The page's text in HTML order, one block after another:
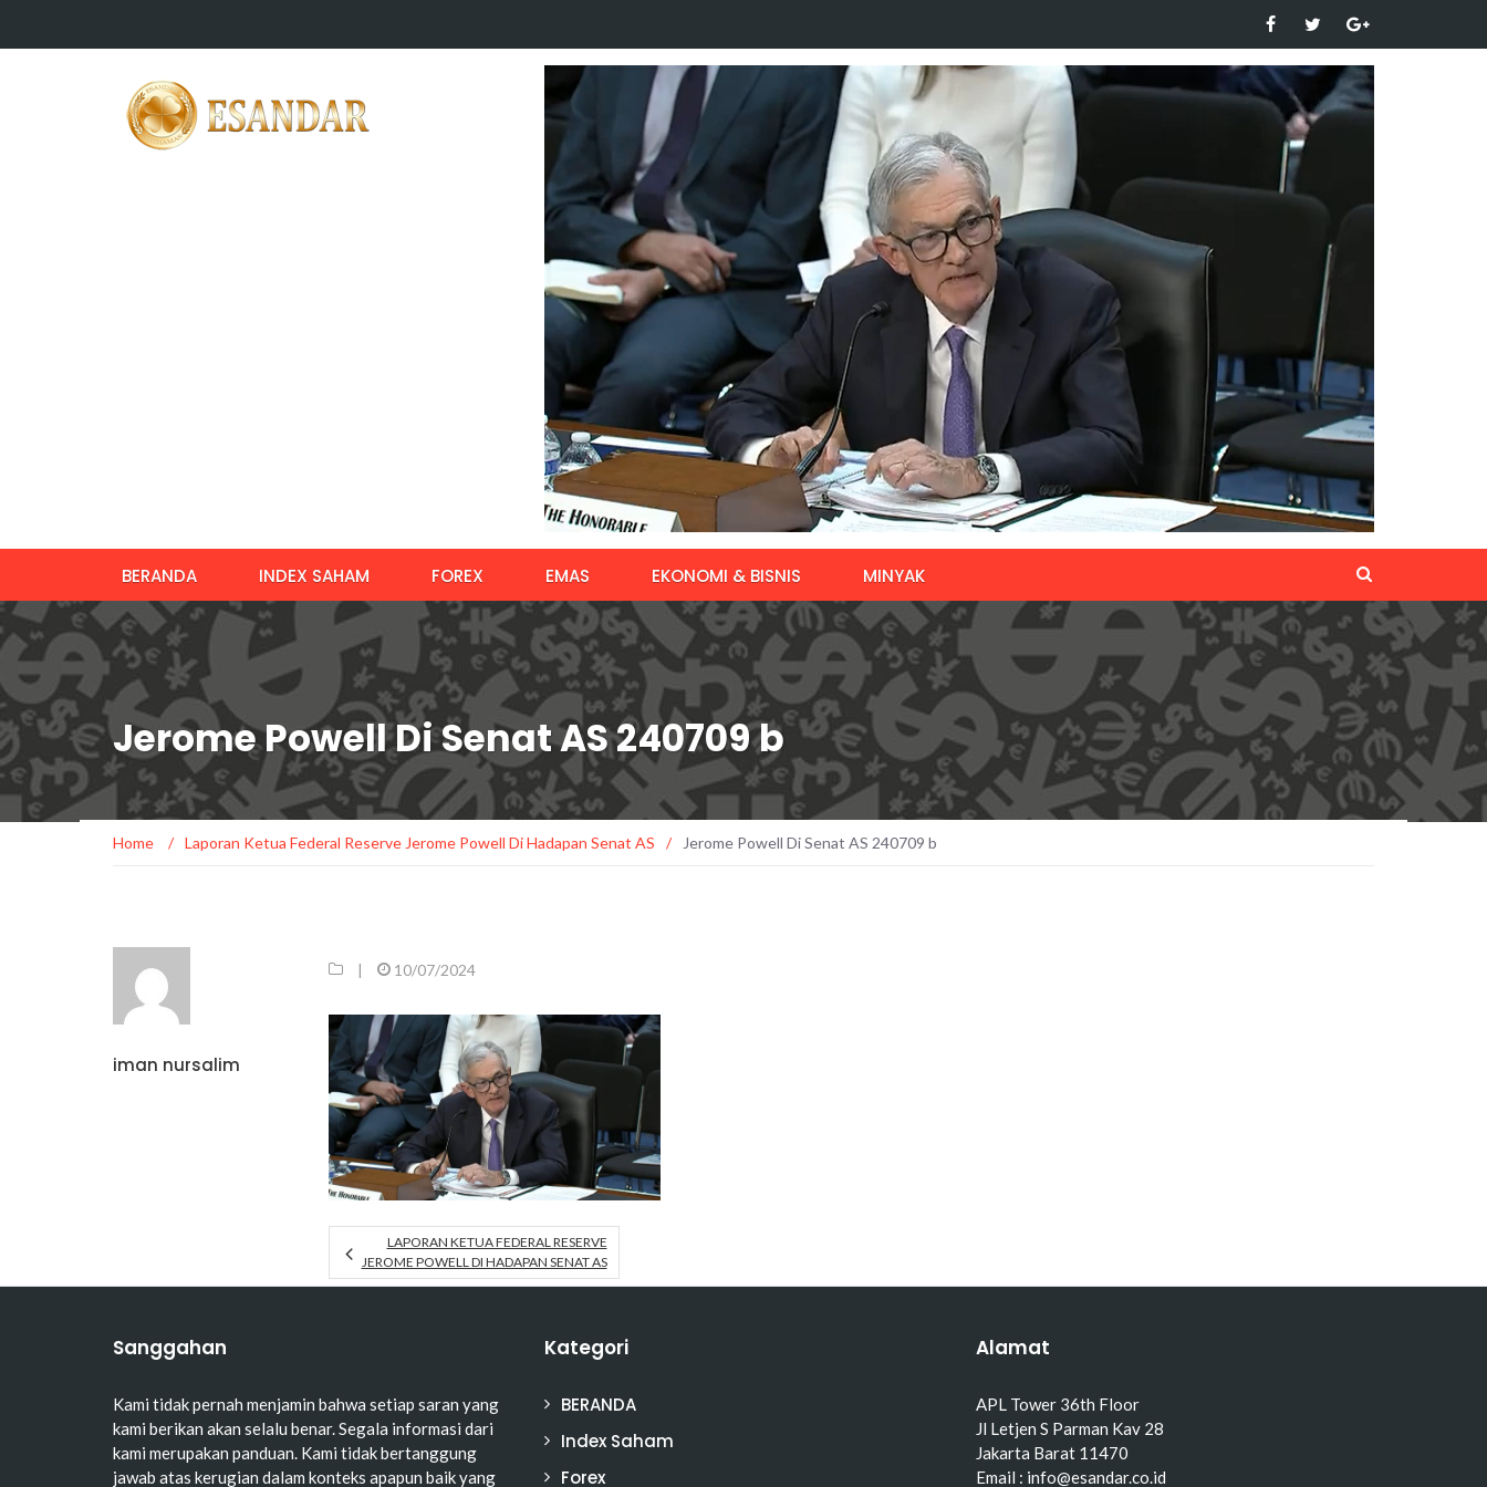
BERANDA INDEX SAHAM FOREX EMAS EKONOMI & BISNIS MINYAK
Jerome Powell Di Senat AS 240709 b
Home / Laporan Ketua Federal Reserve Jerome Powell Di Hadapan Senat AS / Jerome Powell Di Senat AS 240709 b
iman nursalim
| 10/07/2024
LAPORAN KETUA FEDERAL RESERVE
JEROME POWELL DI HADAPAN SENAT AS
Sanggahan
Kami tidak pernah menjamin bahwa setiap saran yang
kami berikan akan selalu benar. Segala informasi dari
kami merupakan panduan. Kami tidak bertanggung
jawab atas kerugian dalam konteks apapun baik yang
Kategori
BERANDA
Index Saham
Forex
Alamat
APL Tower 36th Floor
Jl Letjen S Parman Kav 28
Jakarta Barat 11470
Email : info@esandar.co.id